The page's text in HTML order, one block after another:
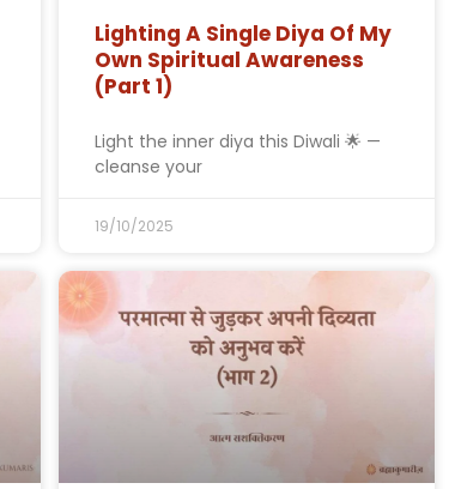
Lighting A Single Diya Of My
Own Spiritual Awareness
(Part 1)
Light the inner diya this Diwali 🌟 —
cleanse your
19/10/2025